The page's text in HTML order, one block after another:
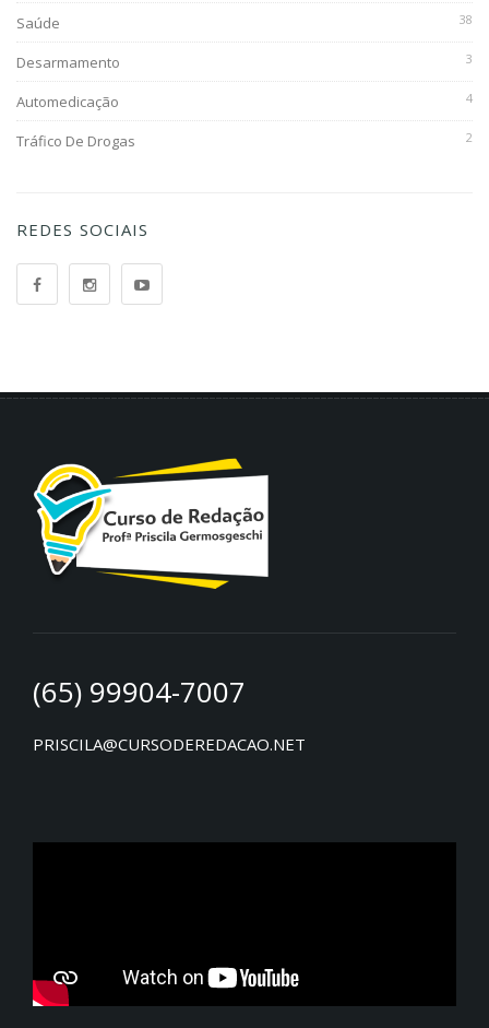
Saúde 38
Desarmamento 3
Automedicação 4
Tráfico De Drogas 2
REDES SOCIAIS
(65) 99904-7007
PRISCILA@CURSODEREDACAO.NET